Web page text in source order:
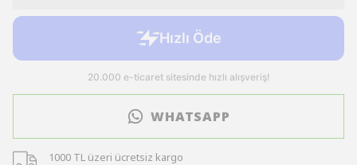
WHATSAPP
1000 TL üzeri ücretsiz kargo